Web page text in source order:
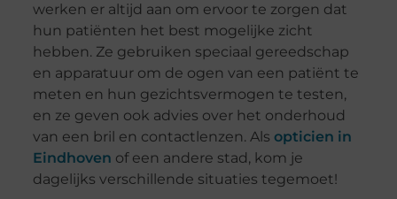
werken er altijd aan om ervoor te zorgen dat
hun patiënten het best mogelijke zicht
hebben. Ze gebruiken speciaal gereedschap
en apparatuur om de ogen van een patiënt te
meten en hun gezichtsvermogen te testen,
en ze geven ook advies over het onderhoud
van een bril en contactlenzen. Als opticien in
Eindhoven of een andere stad, kom je
dagelijks verschillende situaties tegemoet!